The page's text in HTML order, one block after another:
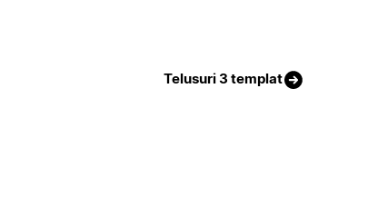
Telusuri 3 templat